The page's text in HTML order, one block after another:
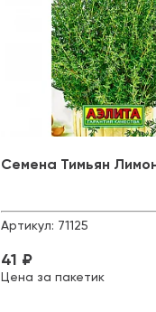
Семена Тимьян
Артикул: 71125
41 ₽
Цена за пакетик